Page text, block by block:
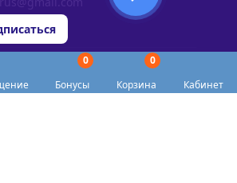
0
Бонусы
0
Корзина
Кабинет